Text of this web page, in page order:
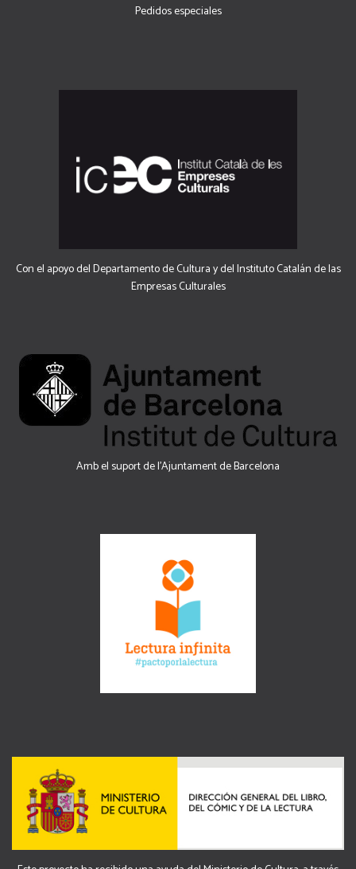
Pedidos especiales
Con el apoyo del Departamento de Cultura y del Instituto Catalán de las
Empresas Culturales
Amb el suport de l’Ajuntament de Barcelona